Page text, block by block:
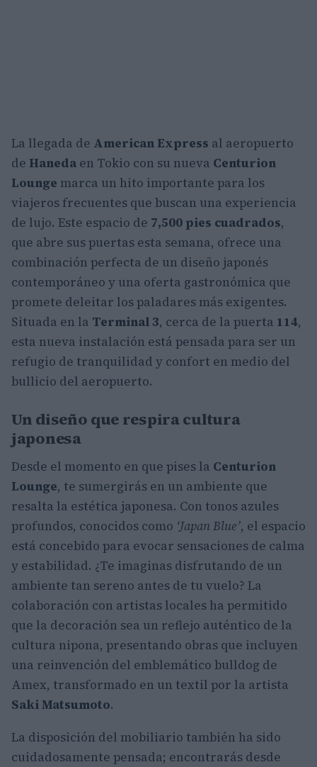
La llegada de American Express al aeropuerto
de Haneda en Tokio con su nueva Centurion
Lounge marca un hito importante para los
viajeros frecuentes que buscan una experiencia
de lujo. Este espacio de 7,500 pies cuadrados,
que abre sus puertas esta semana, ofrece una
combinación perfecta de un diseño japonés
contemporáneo y una oferta gastronómica que
promete deleitar los paladares más exigentes.
Situada en la Terminal 3, cerca de la puerta 114,
esta nueva instalación está pensada para ser un
refugio de tranquilidad y confort en medio del
bullicio del aeropuerto.
Un diseño que respira cultura
japonesa
Desde el momento en que pises la Centurion
Lounge, te sumergirás en un ambiente que
resalta la estética japonesa. Con tonos azules
profundos, conocidos como ‘Japan Blue’, el espacio
está concebido para evocar sensaciones de calma
y estabilidad. ¿Te imaginas disfrutando de un
ambiente tan sereno antes de tu vuelo? La
colaboración con artistas locales ha permitido
que la decoración sea un reflejo auténtico de la
cultura nipona, presentando obras que incluyen
una reinvención del emblemático bulldog de
Amex, transformado en un textil por la artista
Saki Matsumoto.
La disposición del mobiliario también ha sido
cuidadosamente pensada; encontrarás desde